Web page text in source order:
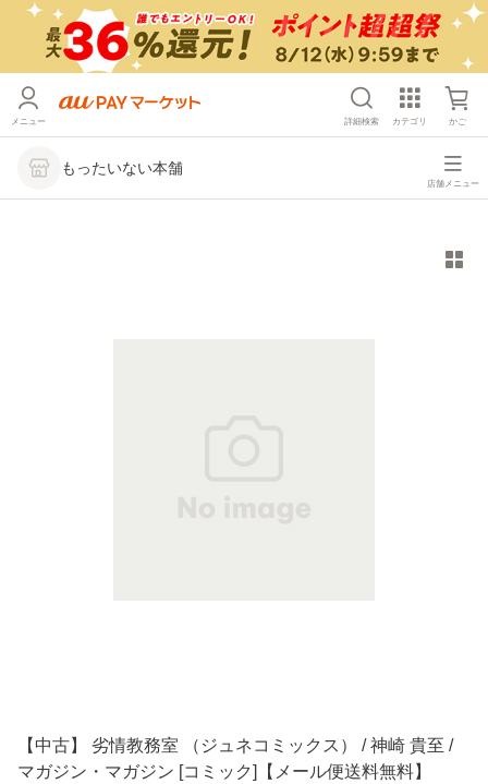
メニュー 詳細検索 カテゴリ かご
もったいない本舗
店舗メニュー
【中古】 劣情教務室 （ジュネコミックス） / 神崎 貴至 /
マガジン・マガジン [コミック]【メール便送料無料】